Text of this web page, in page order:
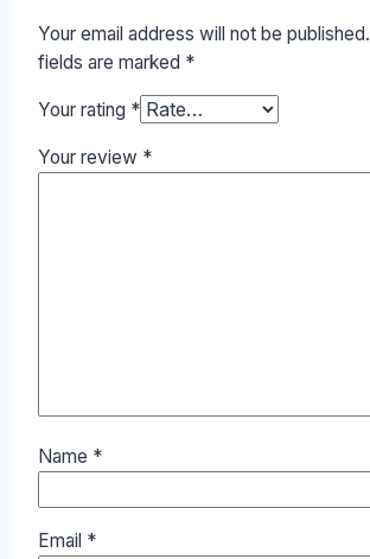
Your email address will not be published.
fields are marked *
Your rating *
Your review *
Name *
Email *